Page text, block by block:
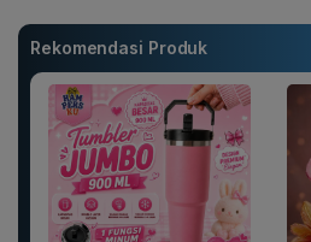
Rekomendasi Produk